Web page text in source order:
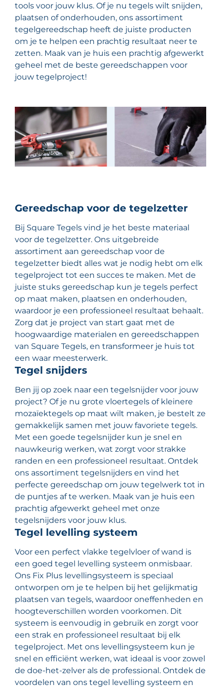
tools voor jouw klus. Of je nu tegels wilt snijden,
plaatsen of onderhouden, ons assortiment
tegelgereedschap heeft de juiste producten
om je te helpen een prachtig resultaat neer te
zetten. Maak van je huis een prachtig afgewerkt
geheel met de beste gereedschappen voor
jouw tegelproject!
Gereedschap voor de tegelzetter
Bij Square Tegels vind je het beste materiaal
voor de tegelzetter. Ons uitgebreide
assortiment aan gereedschap voor de
tegelzetter biedt alles wat je nodig hebt om elk
tegelproject tot een succes te maken. Met de
juiste stuks gereedschap kun je tegels perfect
op maat maken, plaatsen en onderhouden,
waardoor je een professioneel resultaat behaalt.
Zorg dat je project van start gaat met de
hoogwaardige materialen en gereedschappen
van Square Tegels, en transformeer je huis tot
een waar meesterwerk.
Tegel snijders
Ben jij op zoek naar een tegelsnijder voor jouw
project? Of je nu grote vloertegels of kleinere
mozaïektegels op maat wilt maken, je bestelt ze
gemakkelijk samen met jouw favoriete tegels.
Met een goede tegelsnijder kun je snel en
nauwkeurig werken, wat zorgt voor strakke
randen en een professioneel resultaat. Ontdek
ons assortiment tegelsnijders en vind het
perfecte gereedschap om jouw tegelwerk tot in
de puntjes af te werken. Maak van je huis een
prachtig afgewerkt geheel met onze
tegelsnijders voor jouw klus.
Tegel levelling systeem
Voor een perfect vlakke tegelvloer of wand is
een goed tegel levelling systeem onmisbaar.
Ons Fix Plus levellingsysteem is speciaal
ontworpen om je te helpen bij het gelijkmatig
plaatsen van tegels, waardoor oneffenheden en
hoogteverschillen worden voorkomen. Dit
systeem is eenvoudig in gebruik en zorgt voor
een strak en professioneel resultaat bij elk
tegelproject. Met ons levellingsysteem kun je
snel en efficiënt werken, wat ideaal is voor zowel
de doe-het-zelver als de professional. Ontdek de
voordelen van ons tegel levelling systeem en